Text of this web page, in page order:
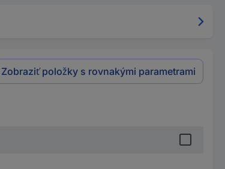
Zobraziť položky s rovnakými parametrami